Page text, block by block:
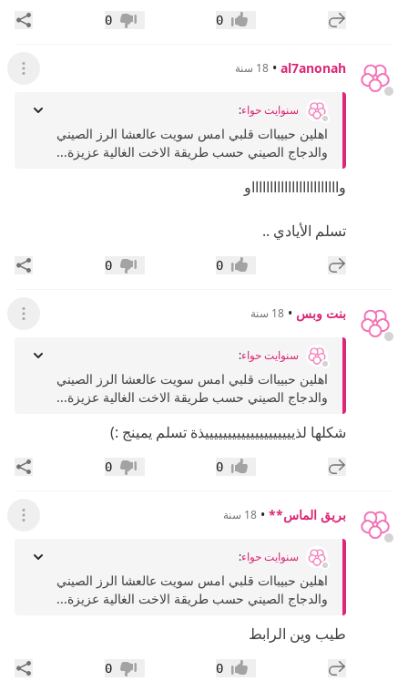
إضافة رد جديد إعجاب0 عدم إعجاب
0
al7anonah
• 18 سنة عرض
سنوايت حواء:
اهلين حبيباات قلبي امس سويت عالعشا الرز الصيني
والدجاج الصيني حسب طريقة الاخت الغالية عزيزة...
وااااااااااااااااااااااااو
تسلم الأيادي ..
إضافة رد جديد إعجاب0 عدم إعجاب
0
بنت وبس • 18 سنة عرض
سنوايت حواء:
اهلين حبيباات قلبي امس سويت عالعشا الرز الصيني
والدجاج الصيني حسب طريقة الاخت الغالية عزيزة...
شكلها لذييييييييييييييييييييذة تسلم يمينج :)
إضافة رد جديد إعجاب0 عدم إعجاب
0
بريق الماس** • 18 سنة عرض
سنوايت حواء:
اهلين حبيباات قلبي امس سويت عالعشا الرز الصيني
والدجاج الصيني حسب طريقة الاخت الغالية عزيزة...
طيب وين الرابط
إضافة رد جديد إعجاب0 عدم إعجاب
0